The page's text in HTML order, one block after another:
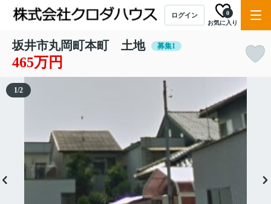
ログイン
お気に入り
0
坂井市丸岡町本町 土地 募集1
465万円
1/2